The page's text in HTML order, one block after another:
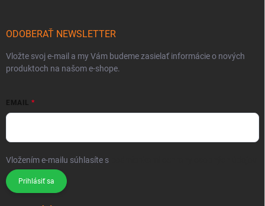
ODOBERAŤ NEWSLETTER
Vložte svoj e-mail a my Vám budeme zasielať informácie o nových
produktoch na našom e-shope.
EMAIL
Vložením e-mailu súhlasíte s
Prihlásiť sa